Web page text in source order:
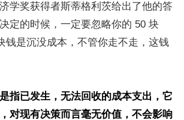
学奖获得者斯蒂格利茨给出了他的答
的时候，一定要忽略你的 50 块
钱是沉没成本，不管你走不走，这钱
指已发生，无法回收的成本支出，它
对现有决策而言毫无价值，不会影响